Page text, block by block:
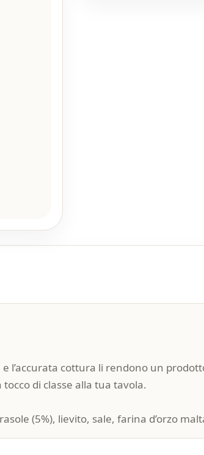
l’accurata cottura li rendono un
di classe alla tua tavola.
(5%), lievito, sale, farina d’orzo